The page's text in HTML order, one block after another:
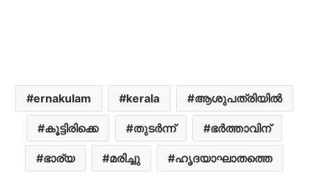
ernakulam kerala ആശുപത്രിയിൽ
കൂട്ടിരിക്കെ തുടർന്ന് ഭർത്താവിന്
ഭാര്യ മരിച്ചു ഹൃദയാഘാതത്തെ